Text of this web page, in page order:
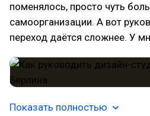
поменялось, просто чуть
самоорганизации. А вот
переход даётся сложнее. У
Показать полностью